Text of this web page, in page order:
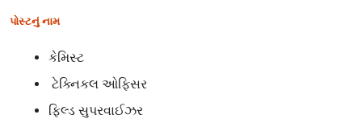
પોસ્ટનું નામ
કેમિસ્ટ
ટેક્નિકલ ઓફિસર
ફિલ્ડ સુપરવાઈઝર